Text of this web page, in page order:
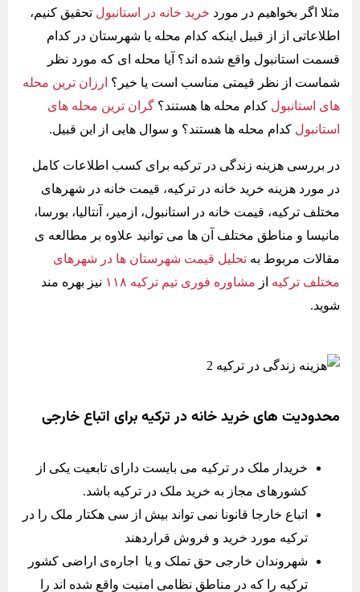
مثلا اگر بخواهیم در مورد خرید خانه در استانبول تحقیق کنیم،
اطلاعاتی از از قبیل اینکه کدام محله یا شهرستان در کدام
قسمت استانبول واقع شده اند؟ آیا محله ای که مورد نظر
شماست از نظر قیمتی مناسب است یا خیر؟ ارزان ترین محله
های استانبول کدام محله ها هستند؟ گران ترین محله های
استانبول کدام محله ها هستند؟ و سوال هایی از این قبیل.
در بررسی هزینه زندگی در ترکیه برای کسب اطلاعات کامل
در مورد هزینه خرید خانه در ترکیه، قیمت خانه در شهرهای
مختلف ترکیه، قیمت خانه در استانبول، ازمیر، آنتالیا، بورسا،
مانیسا و مناطق مختلف آن ها می توانید علاوه بر مطالعه ی
مقالات مربوط به تحلیل قیمت شهرستان ها در شهرهای
مختلف ترکیه از مشاوره فوری تیم ترکیه ۱۱۸
نیز بهره مند
شوید.
محدودیت های خرید خانه در ترکیه برای اتباع خارجی
خریدار ملک در ترکیه می بایست دارای تابعیت یکی از
کشورهای مجاز به خرید ملک در ترکیه باشد.
اتباع خارجا قانونا نمی تواند بیش از سی هکتار ملک را در
ترکیه مورد خرید و فروش قراردهند
شهروندان خارجی حق تملک و یا اجاره‌ی اراضی کشور
ترکیه را که در مناطق نظامی امنیت واقع شده اند را